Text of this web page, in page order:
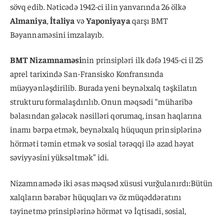
sövq edib. Nəticədə 1942-ci ilin yanvarında 26 ölkə
Almaniya,İtaliyavəYaponiyayaqarşı BMT
Bəyannaməsini imzalayıb.
BMT Nizamnaməsinin prinsipləri ilk dəfə 1945-ci il 25
aprel tarixində San-Fransisko Konfransında
müəyyənləşdirilib. Burada yeni beynəlxalq təşkilatın
strukturu formalaşdırılıb. Onun məqsədi “müharibə
bəlasından gələcək nəsilləri qorumaq, insan haqlarına
inamı bərpa etmək, beynəlxalq hüququn prinsiplərinə
hörməti təmin etmək və sosial tərəqqi ilə azad həyat
səviyyəsini yüksəltmək” idi.
Nizamnamədə iki əsas məqsəd xüsusi vurğulanırdı:Bütün
xalqların bərabər hüquqları və öz müqəddəratını
təyinetmə prinsiplərinə hörmət və İqtisadi, sosial,